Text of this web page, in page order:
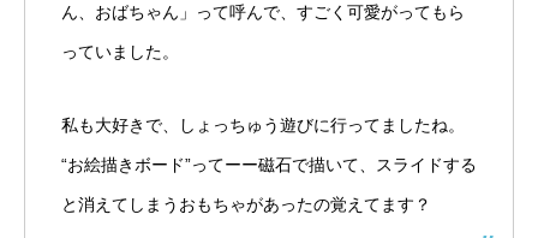
ん、おばちゃん」って呼んで、すごく可愛がってもら
っていました。
私も大好きで、しょっちゅう遊びに行ってましたね。
“お絵描きボード”ってーー磁石で描いて、スライドする
と消えてしまうおもちゃがあったの覚えてます？